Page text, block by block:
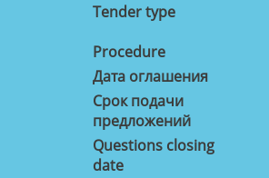
Tender type
Procedure
Дата оглашения
Срок подачи
предложений
Questions closing
date